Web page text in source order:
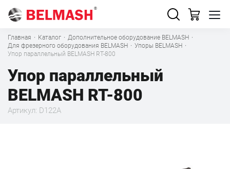
Главная · Каталог · Дополнительное оборудование BELMASH ·
Для фрезерного оборудования BELMASH · Упоры BELMASH ·
Упор параллельный BELMASH RT-800
Упор параллельный
BELMASH RT-800
Артикул: D122A